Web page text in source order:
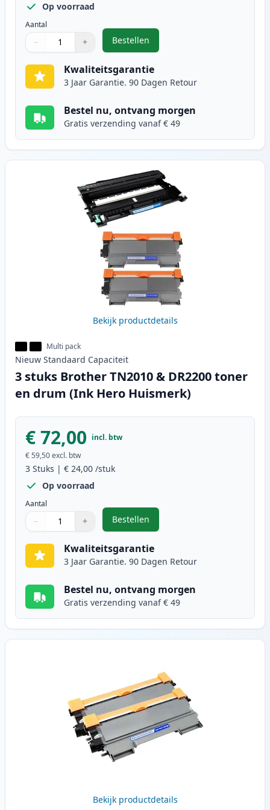
Op voorraad
Aantal
Gebruik de knoppen om aan te passen
− +
1
Bestellen
,3 stuks Brother TN2220 /
Kwaliteitsgarantie
3 Jaar Garantie. 90 Dagen Retour
Bestel nu, ontvang morgen
Gratis verzending vanaf € 49
Bekijk productdetails
Multi pack
Nieuw Standaard Capaciteit
3 stuks Brother TN2010 & DR2200 toner
en drum (Ink Hero Huismerk)
€ 72,00 incl. btw
€ 59,50excl. btw
3 Stuks | € 24,00 /stuk
Op voorraad
Aantal
Gebruik de knoppen om aan te passen
− +
1
Bestellen
,3 stuks Brother TN2010 &
Kwaliteitsgarantie
3 Jaar Garantie. 90 Dagen Retour
Bestel nu, ontvang morgen
Gratis verzending vanaf € 49
Bekijk productdetails